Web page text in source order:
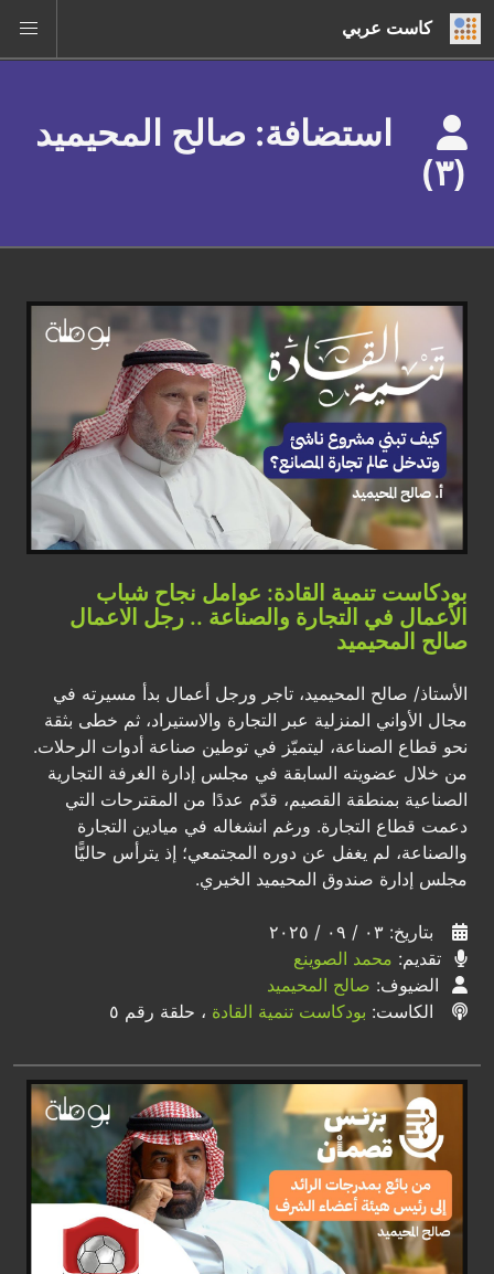
كاست عربي
استضافة: صالح المحيميد
(٣)
بودكاست تنمية القادة: عوامل نجاح شباب
الأعمال في التجارة والصناعة .. رجل الاعمال
صالح المحيميد
الأستاذ/ صالح المحيميد، تاجر ورجل أعمال بدأ مسيرته في
مجال الأواني المنزلية عبر التجارة والاستيراد، ثم خطى بثقة
نحو قطاع الصناعة، ليتميّز في توطين صناعة أدوات الرحلات.
من خلال عضويته السابقة في مجلس إدارة الغرفة التجارية
الصناعية بمنطقة القصيم، قدّم عددًا من المقترحات التي
دعمت قطاع التجارة. ورغم انشغاله في ميادين التجارة
والصناعة، لم يغفل عن دوره المجتمعي؛ إذ يترأس حاليًّا
مجلس إدارة صندوق المحيميد الخيري.
بتاريخ: ٠٣ / ٠٩ / ٢٠٢٥
تقديم: محمد الصوينع
الضيوف: صالح المحيميد
الكاست: بودكاست تنمية القادة ، حلقة رقم ٥